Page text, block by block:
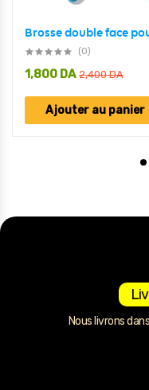
(0)
2,400DA
1,800 DA
Ajouter au panier
Nous livrons